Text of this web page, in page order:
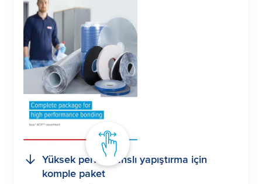
Yüksek performanslı yapıştırma için
komple paket